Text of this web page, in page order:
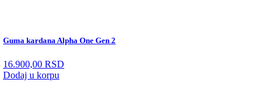
Guma kardana Alpha One Gen 2
16.900,00 RSD
Dodaj u korpu